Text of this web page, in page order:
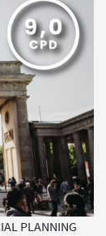
PLANNING